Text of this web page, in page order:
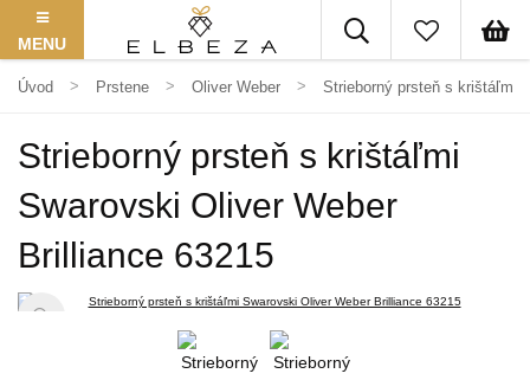
MENU
Úvod Prstene Oliver Weber Strieborný prsteň s krištáľmi
Strieborný prsteň s krištáľmi
Swarovski Oliver Weber
Brilliance 63215